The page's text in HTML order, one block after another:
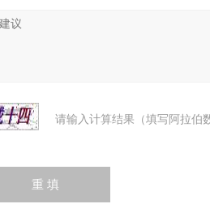
请输入计算结果（填写阿拉伯